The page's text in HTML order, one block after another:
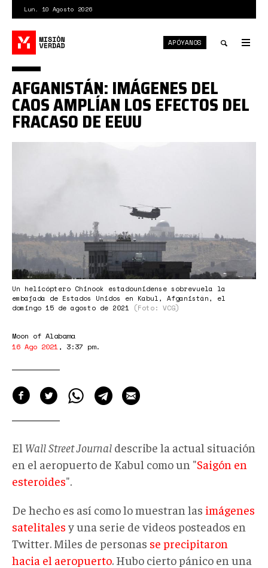
contenido
principal
Lun. 10 Agosto 2026
APÓYANOS
Un helicóptero Chinook estadounidense sobrevuela la
embajada de Estados Unidos en Kabul, Afganistán, el
domingo 15 de agosto de 2021 (Foto: VCG)
AFGANISTÁN: IMÁGENES DEL
CAOS AMPLÍAN LOS EFECTOS DEL
FRACASO DE EEUU
Moon of Alabama
16 Ago 2021, 3:37 pm.
El Wall Street Journal describe la actual situación
en el aeropuerto de Kabul como un "Saigón en
esteroides".
De hecho es así como lo muestran las imágenes
satelitales y una serie de videos posteados en
Twitter. Miles de personas se precipitaron
hacia el aeropuerto. Hubo cierto pánico en una